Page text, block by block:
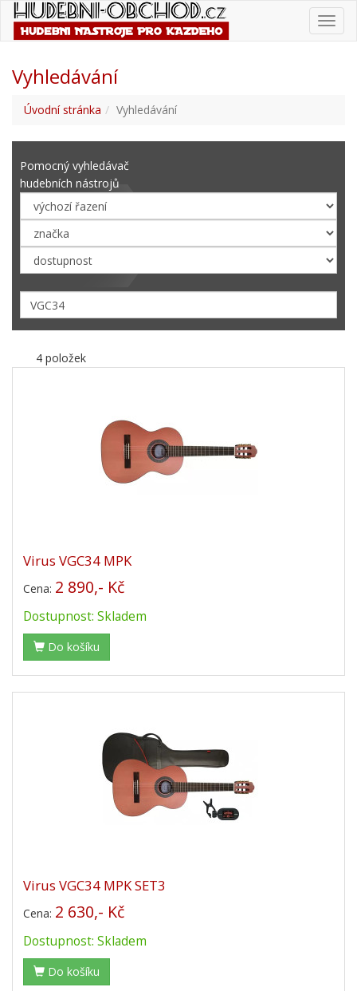
Vyhledávání
Úvodní stránka Vyhledávání
Pomocný vyhledávač
hudebních nástrojů
4 položek
Virus VGC34 MPK
Cena: 2 890,- Kč
Dostupnost: Skladem
Do košíku
Virus VGC34 MPK SET3
Cena: 2 630,- Kč
Dostupnost: Skladem
Do košíku